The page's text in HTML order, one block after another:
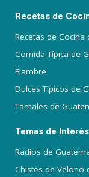
Recetas de
Recetas de Cocina
Comida Típica de
Fiambre
Dulces Típicos de
Tamales de
Temas de
Radios de
Chistes de Velorio